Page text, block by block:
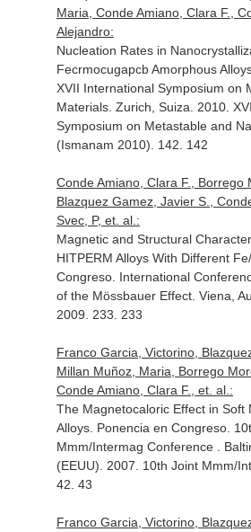
Maria, Conde Amiano, Clara F.,
Alejandro:
Nucleation Rates in
Fecrmocugapcb Amorphous
XVII International Symposium on
Materials. Zurich, Suiza. 2010.
Symposium on Metastable and
(Ismanam 2010). 142. 142
Conde Amiano, Clara F., Borrego
Blazquez Gamez, Javier S.,
Svec, P, et. al.:
Magnetic and Structural
HITPERM Alloys With Different
Congreso. International
of the Mössbauer Effect. Viena,
2009. 233. 233
Franco Garcia, Victorino,
Millan Muñoz, Maria, Borrego
Conde Amiano, Clara F., et. al.:
The Magnetocaloric Effect in Soft
Alloys. Ponencia en Congreso.
Mmm/Intermag Conference .
(EEUU). 2007. 10th Joint Mmm/
42. 43
Franco Garcia, Victorino,